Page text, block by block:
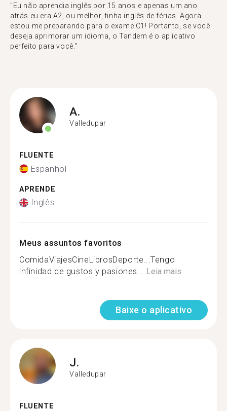
"Eu não aprendia inglês por 15 anos e apenas um ano
atrás eu era A2, ou melhor, tinha inglês de férias. Agora
estou me preparando para o exame C1! Portanto, se você
deseja aprimorar um idioma, o Tandem é o aplicativo
perfeito para você."
A.
Valledupar
FLUENTE
Espanhol
APRENDE
Inglês
Meus assuntos favoritos
ComidaViajesCineLibrosDeporte...Tengo
infinidad de gustos y pasiones....Leia mais
Baixe o aplicativo
J.
Valledupar
FLUENTE